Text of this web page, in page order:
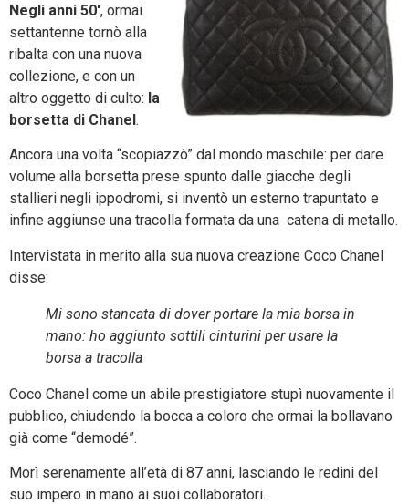
Negli anni 50′, ormai
settantenne tornò alla
ribalta con una nuova
collezione, e con un
altro oggetto di culto: la
borsetta di Chanel.
Ancora una volta “scopiazzò” dal mondo maschile: per dare
volume alla borsetta prese spunto dalle giacche degli
stallieri negli ippodromi, si inventò un esterno trapuntato e
infine aggiunse una tracolla formata da una catena di metallo.
Intervistata in merito alla sua nuova creazione Coco Chanel
disse:
Mi sono stancata di dover portare la mia borsa in
mano: ho aggiunto sottili cinturini per usare la
borsa a tracolla
Coco Chanel come un abile prestigiatore stupì nuovamente il
pubblico, chiudendo la bocca a coloro che ormai la bollavano
già come “demodé”.
Morì serenamente all’età di 87 anni, lasciando le redini del
suo impero in mano ai suoi collaboratori.